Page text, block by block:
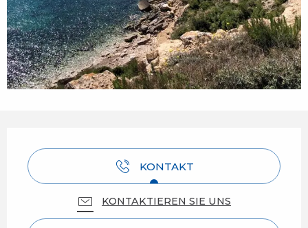
KONTAKT
KONTAKTIEREN SIE UNS